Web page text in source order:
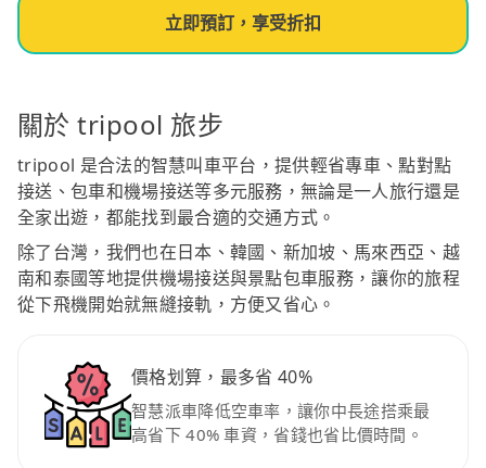
立即預訂，享受折扣
關於 tripool 旅步
tripool 是合法的智慧叫車平台，提供輕省專車、點對點
接送、包車和機場接送等多元服務，無論是一人旅行還是
全家出遊，都能找到最合適的交通方式。
除了台灣，我們也在日本、韓國、新加坡、馬來西亞、越
南和泰國等地提供機場接送與景點包車服務，讓你的旅程
從下飛機開始就無縫接軌，方便又省心。
價格划算，最多省 40%
智慧派車降低空車率，讓你中長途搭乘最
高省下 40% 車資，省錢也省比價時間。